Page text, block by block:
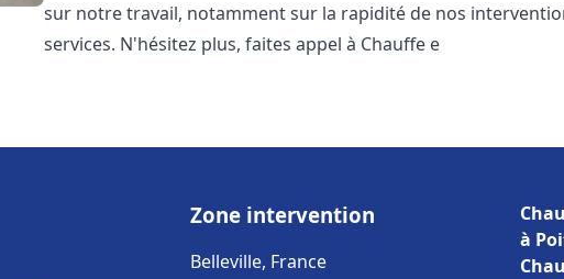
sur notre travail, notamment sur la rapidité de nos
services. N'hésitez plus, faites appel à Chauffe e
Zone intervention
Belleville, France
à